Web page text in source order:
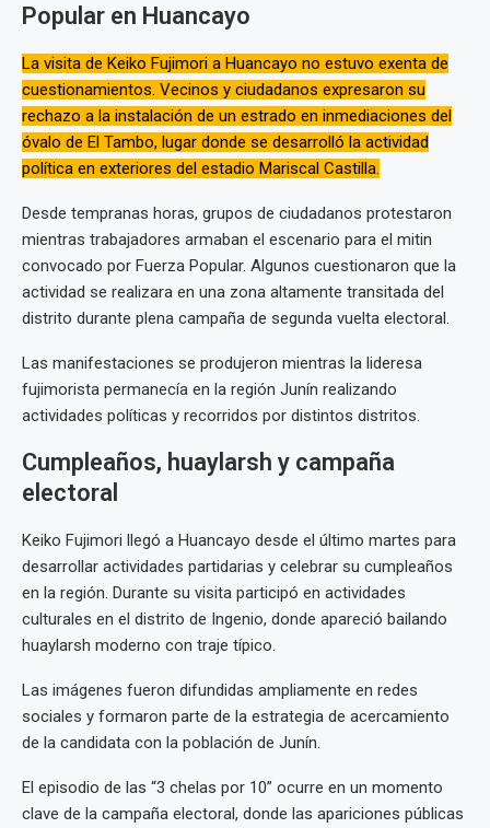
Popular en Huancayo
La visita de Keiko Fujimori a Huancayo no estuvo exenta de
cuestionamientos. Vecinos y ciudadanos expresaron su
rechazo a la instalación de un estrado en inmediaciones del
óvalo de El Tambo, lugar donde se desarrolló la actividad
política en exteriores del estadio Mariscal Castilla.
Desde tempranas horas, grupos de ciudadanos protestaron
mientras trabajadores armaban el escenario para el mitin
convocado por Fuerza Popular. Algunos cuestionaron que la
actividad se realizara en una zona altamente transitada del
distrito durante plena campaña de segunda vuelta electoral.
Las manifestaciones se produjeron mientras la lideresa
fujimorista permanecía en la región Junín realizando
actividades políticas y recorridos por distintos distritos.
Cumpleaños, huaylarsh y campaña
electoral
Keiko Fujimori llegó a Huancayo desde el último martes para
desarrollar actividades partidarias y celebrar su cumpleaños
en la región. Durante su visita participó en actividades
culturales en el distrito de Ingenio, donde apareció bailando
huaylarsh moderno con traje típico.
Las imágenes fueron difundidas ampliamente en redes
sociales y formaron parte de la estrategia de acercamiento
de la candidata con la población de Junín.
El episodio de las “3 chelas por 10” ocurre en un momento
clave de la campaña electoral, donde las apariciones públicas